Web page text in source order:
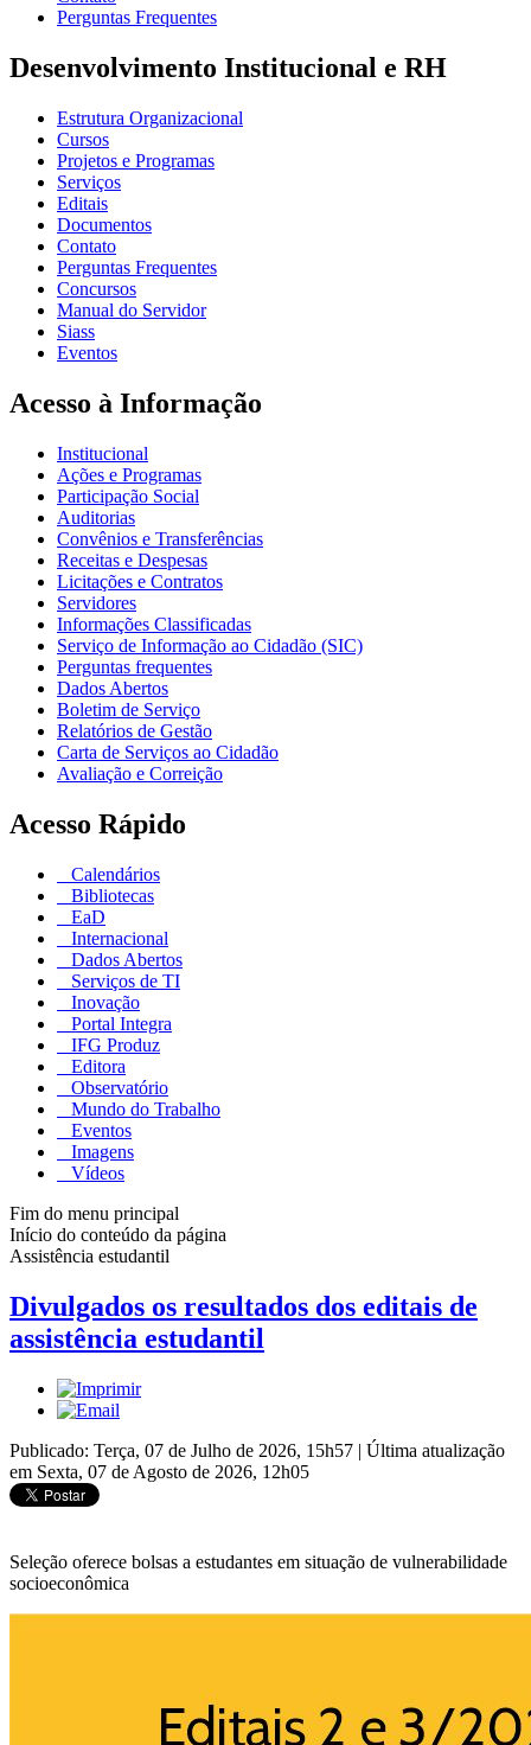
Perguntas Frequentes
Desenvolvimento Institucional e RH
Estrutura Organizacional
Cursos
Projetos e Programas
Serviços
Editais
Documentos
Contato
Perguntas Frequentes
Concursos
Manual do Servidor
Siass
Eventos
Acesso à Informação
Institucional
Ações e Programas
Participação Social
Auditorias
Convênios e Transferências
Receitas e Despesas
Licitações e Contratos
Servidores
Informações Classificadas
Serviço de Informação ao Cidadão (SIC)
Perguntas frequentes
Dados Abertos
Boletim de Serviço
Relatórios de Gestão
Carta de Serviços ao Cidadão
Avaliação e Correição
Acesso Rápido
Calendários
Bibliotecas
EaD
Internacional
Dados Abertos
Serviços de TI
Inovação
Portal Integra
IFG Produz
Editora
Observatório
Mundo do Trabalho
Eventos
Imagens
Vídeos
Fim do menu principal
Início do conteúdo da página
Assistência estudantil
Divulgados os resultados dos editais de
assistência estudantil
Publicado: Terça, 07 de Julho de 2026, 15h57 | Última atualização
em Sexta, 07 de Agosto de 2026, 12h05
Seleção oferece bolsas a estudantes em situação de vulnerabilidade
socioeconômica